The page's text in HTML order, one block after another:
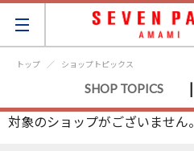
トップ ショップトピックス
SHOP TOPICS |
対象のショップがございません。